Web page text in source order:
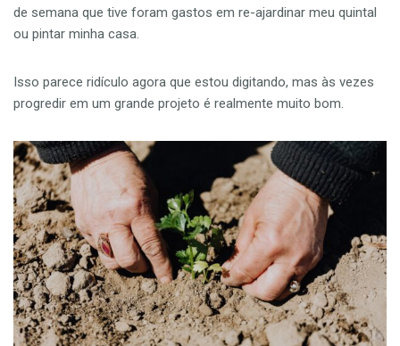
de semana que tive foram gastos em re-ajardinar meu quintal
ou pintar minha casa.
Isso parece ridículo agora que estou digitando, mas às vezes
progredir em um grande projeto é realmente muito bom.